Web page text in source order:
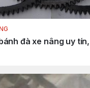
đà xe nâng uy